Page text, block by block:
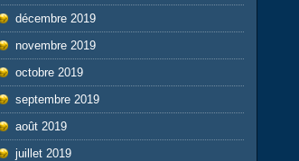
décembre 2019
novembre 2019
octobre 2019
septembre 2019
août 2019
juillet 2019